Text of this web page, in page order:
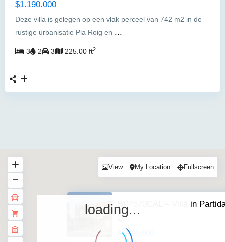
$1.190.000
Deze villa is gelegen op een vlak perceel van 742 m2 in de
rustige urbanisatie Pla Roig en ...
3 2 3 225.00 ft2
BP4570CAL – Villa in
L...
$1.099.000
loading...
View My Location Fullscreen